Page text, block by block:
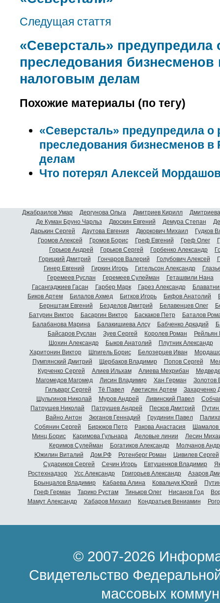
Следущая стаття
«Северсталь» предупредила
преследования бизнесменов
налоговым делам
Похожие материалы (по тегу)
«Северсталь» предупредила о
преследования бизнесменов
делам
Что потерял Алексей
Джабраилов Умар Дергунова Ольга Дмитриев Кирилл
Де Куман Бруно Чарльз
Двоскин Евгений Демура Степан
Дарькин Сергей
Даутова Евгения Дворкович Михаил
Гудков
Громов Алексей
Громов Борис Греф Евгений Греф Олег
Горьков Андрей
Горьков Сергей Горбенко Александр
Горицкий Дмитрий
Гончаров Валерий Голубович Алексей
Гинер Евгений
Гиркин Игорь Гительсон Александр
Геремеев Руслан
Геремеев Сулейман
Геташвили Нана
Гасангаджиев Гасан
Гарбер Марк Гарез Александр
Биков Артем
Билалов Ахмед Битков Игорь Бифов Анатолий
Бернштам Евгений
Безделов Дмитрий Белавенцев Олег
Батурин Виктор
Басаргин Виктор Баскаков Петр
Баталов
Балабанова Марина
Балакишиева Алсу Бабченко Аркадий
Байсаров Руслан
Зуев Сергей Королев Роман
Шохин Александр
Быков Анатолий Плутник Александр
Харитонин Виктор
Шпигель Борис Белозерцев Иван
Пумпянский Дмитрий
Щербаков Владимир Попов Сергей
Курченко Сергей
Алиев Ильхам Алиева Мехрибан
Магомедов Магомед
Лисин Владимир Хан Герман
Золотов
Гильварг Сергей
Тё Павел Аветисян Артем
Захарченко
Шульгинов Николай
Муров Андрей Ливинский Павел
Патрушев Николай
Патрушев Андрей Песков Дмитрий
Вайно Антон
Зюганов Геннадий Грудинин Павел
Собянин Сергей
Бирюков Петр Ракова Анастасия
Шамалов
Минц Борис
Каримова Гульнара Деловые линии
Лесин
Керимов Сулейман
Богатиков Александр
Молчанов
Южилин Виталий
Дом.РФ Ротенберг Роман
Цивилев Сергей
Судариков Сергей
Сечин Игорь Евтушенков Владимир
Ростехнадзор
Усс Александр Григорьев Александр
Азаров
Брынцалов Владимир
Кабаева Алина Ковальчук Юрий
Греф Герман
Тарико Рустам Тиньков Олег Нисанов Год
Мамут Александр
Хабаров Михаил Кондратьев Вениамин
© 2007-2026
Свидетельство
массовых